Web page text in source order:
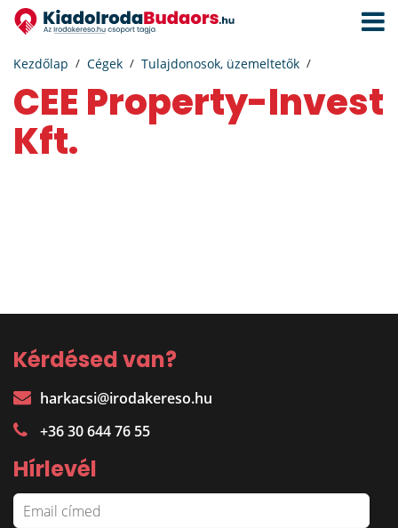
Kezdőlap Cégek Tulajdonosok, üzemeltetők
CEE Property-Invest
Kft.
Kérdésed van?
harkacsi@irodakereso.hu
+36 30 644 76 55
Hírlevél